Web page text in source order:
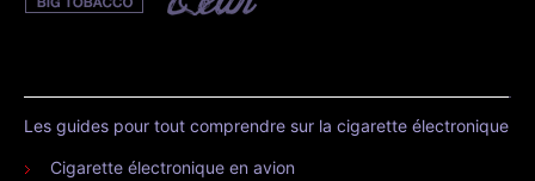
Les guides pour tout comprendre sur la cigarette électronique
Cigarette électronique en avion